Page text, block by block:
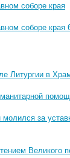
соборе края
соборе края
Литургии в
за
Великого